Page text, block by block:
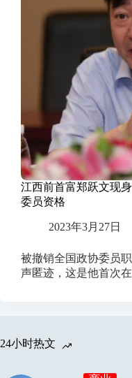
江西前首富郑跃文现
委员资格
2023年3月27日
被撤销全国政协委员
声匿迹，这是他首次
24小时热文